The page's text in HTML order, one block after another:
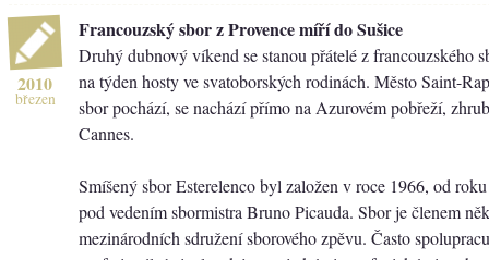
2010
březen
Francouzský sbor z Provence míří do Sušice
Druhý dubnový víkend se stanou přátelé z francouzského
na týden hosty ve svatoborských rodinách. Město Saint-
sbor pochází, se nachází přímo na Azurovém pobřeží,
Cannes.
Smíšený sbor Esterelenco byl založen v roce 1966, od
pod vedením sbormistra Bruno Picauda. Sbor je členem
mezinárodních sdružení sborového zpěvu. Často